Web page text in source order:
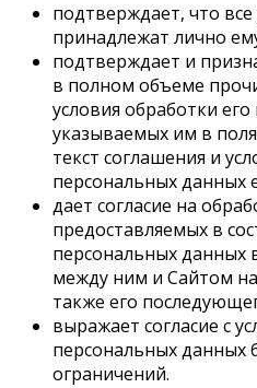
подтверждает, что
принадлежат лично
подтверждает и
в полном объеме
условия обработки
указываемых им в
текст соглашения и
персональных данных
дает согласие на
предоставляемых в
персональных данных
между ним и Сайтом
также его
выражает согласие с
персональных данных
ограничений.